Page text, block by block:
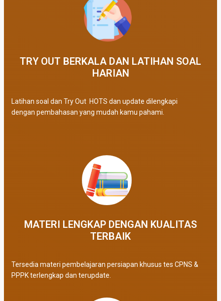
TRY OUT BERKALA DAN LATIHAN SOAL
HARIAN
Latihan soal dan Try Out HOTS dan update dilengkapi
dengan pembahasan yang mudah kamu pahami.
MATERI LENGKAP DENGAN KUALITAS
TERBAIK​
Tersedia materi pembelajaran persiapan khusus tes CPNS &
PPPK terlengkap dan terupdate.